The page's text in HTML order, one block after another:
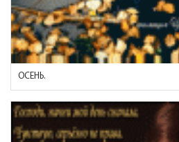
ОСЕНЬ.